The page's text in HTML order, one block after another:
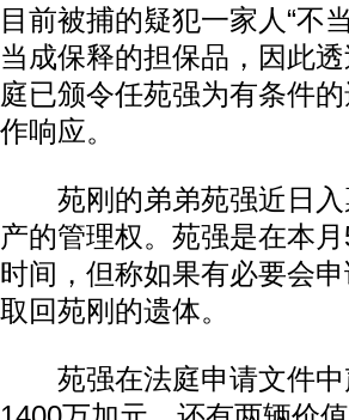
目前被捕的疑犯一家人“不
当成保释的担保品，因此
庭已颁令任苑强为有条件
作响应。
苑刚的弟弟苑强近日入
产的管理权。苑强是在本
时间，但称如果有必要会
取回苑刚的遗体。
苑强在法庭申请文件中